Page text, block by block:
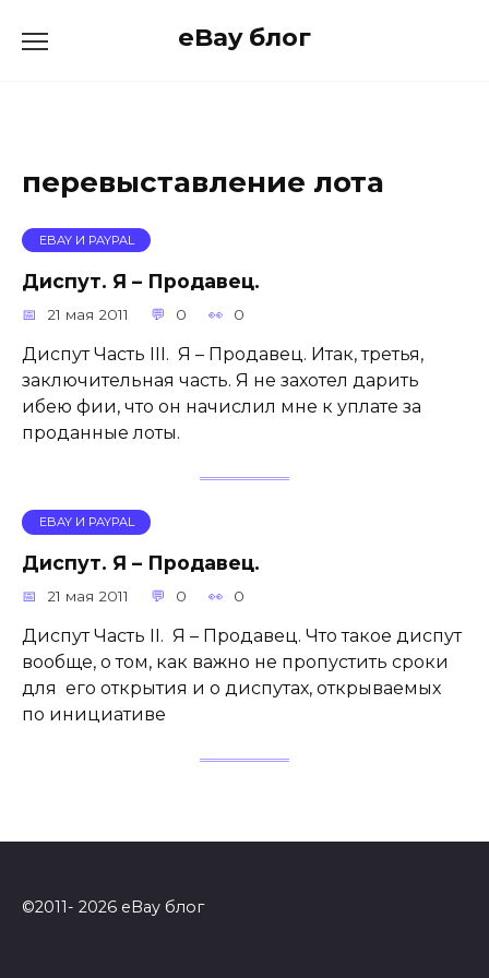
eBay блог
перевыставление лота
EBAY И PAYPAL
Диспут. Я – Продавец.
21 мая 2011 0 0
Диспут Часть III. Я – Продавец. Итак, третья,
заключительная часть. Я не захотел дарить
ибею фии, что он начислил мне к уплате за
проданные лоты.
EBAY И PAYPAL
Диспут. Я – Продавец.
21 мая 2011 0 0
Диспут Часть II. Я – Продавец. Что такое диспут
вообще, о том, как важно не пропустить сроки
для его открытия и о диспутах, открываемых
по инициативе
©2011- 2026 eBay блог